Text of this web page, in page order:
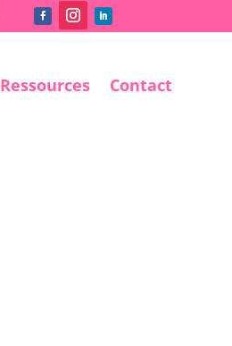
Ressources Contact